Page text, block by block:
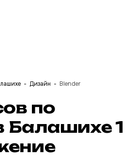
Дизайн Blender
по
Балашихе1